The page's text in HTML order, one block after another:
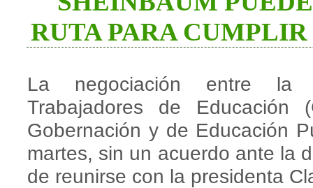
RUTA PARA
La negociación entre la
Trabajadores de
Gobernación y de Educación
martes, sin un acuerdo ante la
de reunirse con la presidenta